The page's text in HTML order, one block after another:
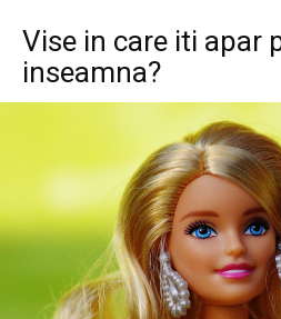
Vise in care iti apar
inseamna?